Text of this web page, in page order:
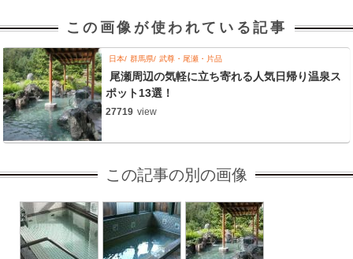
この画像が使われている記事
日本 群馬県 武尊・尾瀬・片品
尾瀬周辺の気軽に立ち寄れる人気日帰り温泉ス
ポット13選！
27719 view
この記事の別の画像